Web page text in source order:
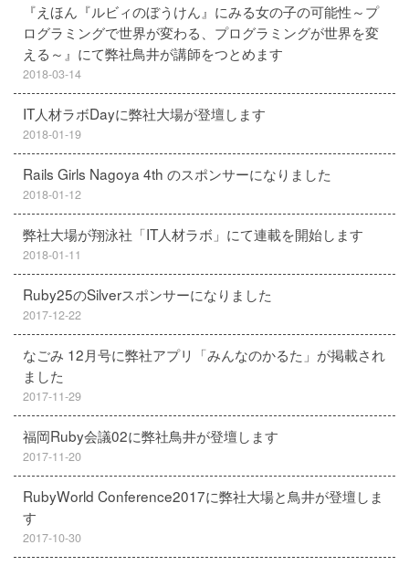
『えほん『ルビィのぼうけん』にみる女の子の可能性～プ
ログラミングで世界が変わる、プログラミングが世界を変
える～』にて弊社鳥井が講師をつとめます
2018-03-14
IT人材ラボDayに弊社大場が登壇します
2018-01-19
Rails Girls Nagoya 4th のスポンサーになりました
2018-01-12
弊社大場が翔泳社「IT人材ラボ」にて連載を開始します
2018-01-11
Ruby25のSilverスポンサーになりました
2017-12-22
なごみ 12月号に弊社アプリ「みんなのかるた」が掲載され
ました
2017-11-29
福岡Ruby会議02に弊社鳥井が登壇します
2017-11-20
RubyWorld Conference2017に弊社大場と鳥井が登壇しま
す
2017-10-30